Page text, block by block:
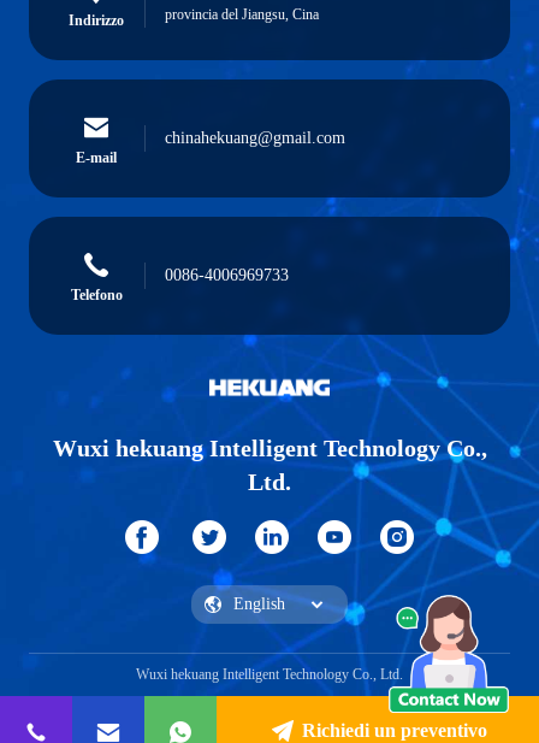
Indirizzo
provincia del Jiangsu, Cina
E-mail
chinahekuang@gmail.com
Telefono
0086-4006969733
Wuxi hekuang Intelligent Technology Co.,
Ltd.
Wuxi hekuang Intelligent Technology Co., Ltd.
Richiedi un preventivo